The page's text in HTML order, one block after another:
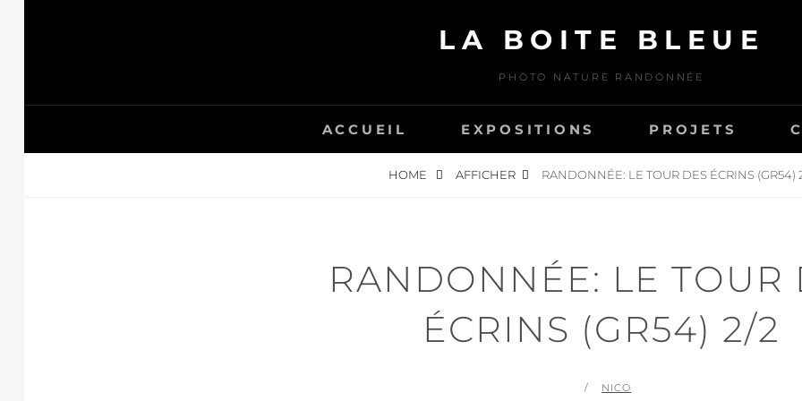
LA BOITE BLEUE
PHOTO NATURE RANDONNÉE
ACCUEIL EXPOSITIONS PROJETS
HOME AFFICHER RANDONNÉE: LE TOUR DES ÉCRINS (GR54)
RANDONNÉE: LE TOUR
ÉCRINS (GR54) 2/2
POSTED
BY
NICO